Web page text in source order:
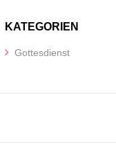
KATEGORIEN
Gottesdienst